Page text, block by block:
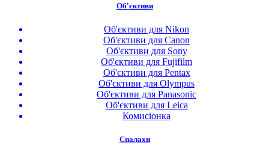
Об'єктиви
Об'єктиви для Nikon
Об'єктиви для Canon
Об'єктиви для Sony
Об'єктиви для Fujifilm
Об'єктиви для Pentax
Об'єктиви для Olympus
Об'єктиви для Panasonic
Об'єктиви для Leica
Комисіонка
Спалахи